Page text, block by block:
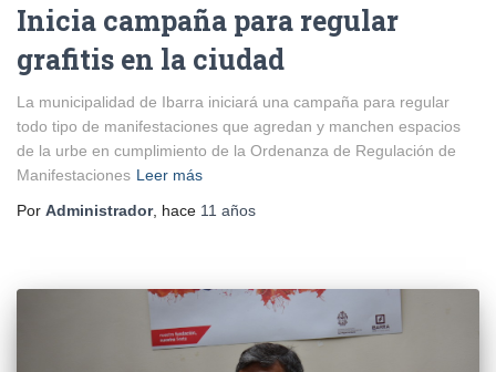
Inicia campaña para regular
grafitis en la ciudad
La municipalidad de Ibarra iniciará una campaña para regular
todo tipo de manifestaciones que agredan y manchen espacios
de la urbe en cumplimiento de la Ordenanza de Regulación de
Manifestaciones Leer más
Por Administrador, hace 11 años